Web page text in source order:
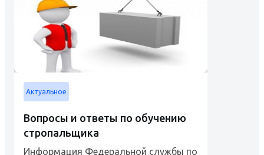
Актуальное
Вопросы и ответы по обучению
стропальщика
Информация Федеральной службы по